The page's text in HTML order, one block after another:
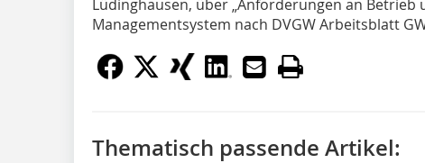
Lüdinghausen, über „Anforderungen an Betrieb
Managementsystem nach DVGW Arbeitsblatt
Thematisch passende Artikel: